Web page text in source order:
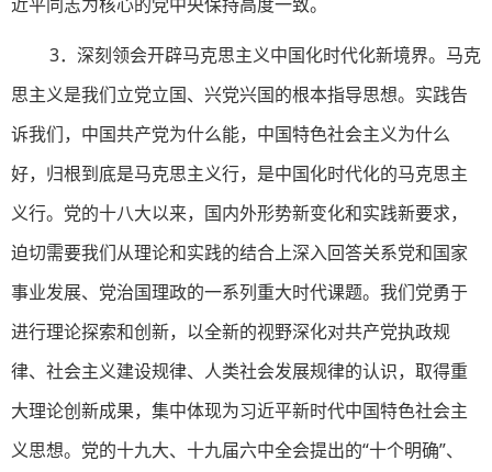
近平同志为核心的党中央保持高度一致。
3．深刻领会开辟马克思主义中国化时代化新境界。马克
思主义是我们立党立国、兴党兴国的根本指导思想。实践告
诉我们，中国共产党为什么能，中国特色社会主义为什么
好，归根到底是马克思主义行，是中国化时代化的马克思主
义行。党的十八大以来，国内外形势新变化和实践新要求，
迫切需要我们从理论和实践的结合上深入回答关系党和国家
事业发展、党治国理政的一系列重大时代课题。我们党勇于
进行理论探索和创新，以全新的视野深化对共产党执政规
律、社会主义建设规律、人类社会发展规律的认识，取得重
大理论创新成果，集中体现为习近平新时代中国特色社会主
义思想。党的十九大、十九届六中全会提出的“十个明确”、